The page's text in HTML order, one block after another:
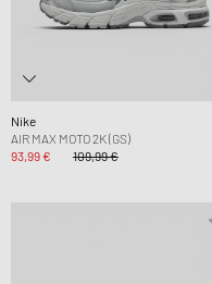
Nike
AIR MAX MOTO 2K (GS)
93,99 €
109,99 €